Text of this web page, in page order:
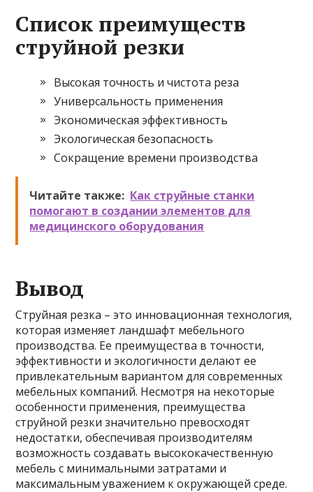
Список преимуществ
струйной резки
Высокая точность и чистота реза
Универсальность применения
Экономическая эффективность
Экологическая безопасность
Сокращение времени производства
Читайте также: Как струйные станки
помогают в создании элементов для
медицинского оборудования
Вывод
Струйная резка – это инновационная технология,
которая изменяет ландшафт мебельного
производства. Ее преимущества в точности,
эффективности и экологичности делают ее
привлекательным вариантом для современных
мебельных компаний. Несмотря на некоторые
особенности применения, преимущества
струйной резки значительно превосходят
недостатки, обеспечивая производителям
возможность создавать высококачественную
мебель с минимальными затратами и
максимальным уважением к окружающей среде.